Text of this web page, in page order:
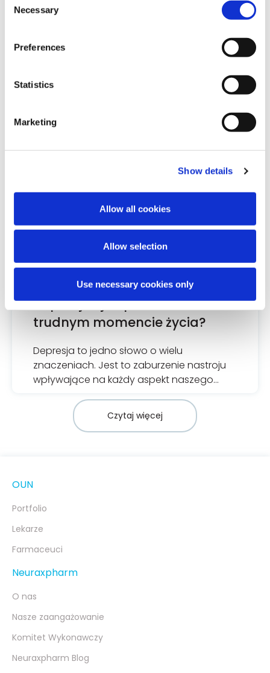
Selection
Necessary
Preferences
Statistics
Marketing
Show details
Allow all cookies
Allow selection
Use necessary cookies only
DEPRESJA
Depresja i jak pomóc osobie w
trudnym momencie życia?
Depresja to jedno słowo o wielu
znaczeniach. Jest to zaburzenie nastroju
wpływające na każdy aspekt naszego
mieć jednak indywidualny przebieg.
Czytaj więcej
OUN
Portfolio
Lekarze
Farmaceuci
Neuraxpharm
O nas
Nasze zaangażowanie
Komitet Wykonawczy
Neuraxpharm Blog